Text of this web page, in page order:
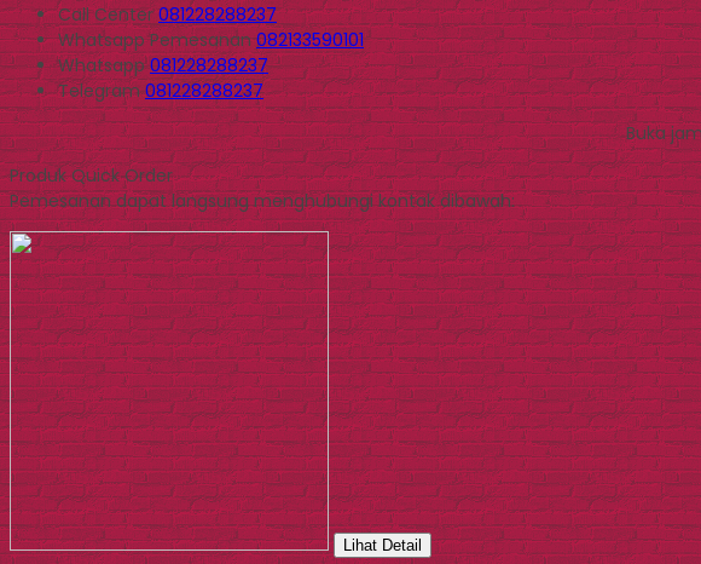
Call Center081228288237
WhatsappPemesanan 082133590101
Whatsapp081228288237
Telegram081228288237
Buka
Produk Quick Order
Pemesanan dapat langsung menghubungi kontak dibawah:
Lihat Detail